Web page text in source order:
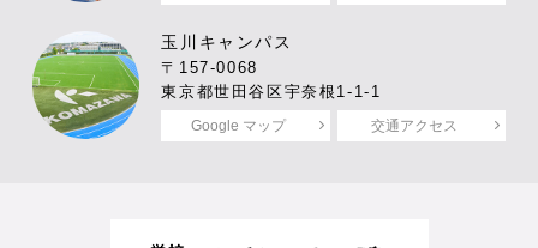
玉川キャンパス
〒157-0068
東京都世田谷区宇奈根1-1-1
Google マップ 交通アクセス